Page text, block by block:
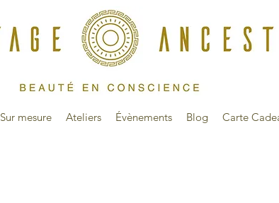
Sur mesure Ateliers Évènements Blog Carte